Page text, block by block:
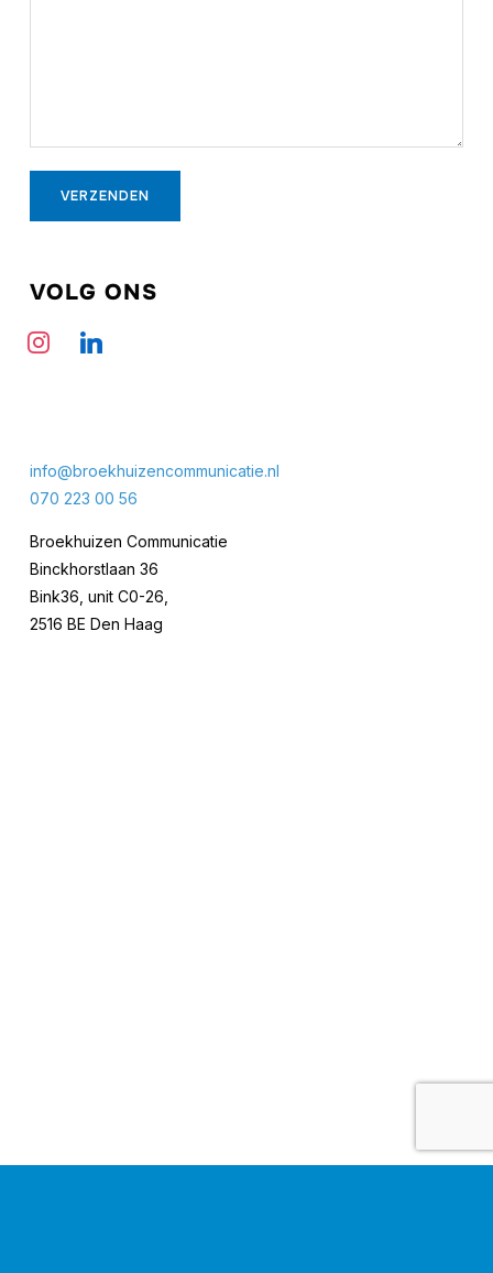
VOLG ONS
info@broekhuizencommunicatie.nl
070 223 00 56
Broekhuizen Communicatie
Binckhorstlaan 36
Bink36, unit C0-26,
2516 BE Den Haag